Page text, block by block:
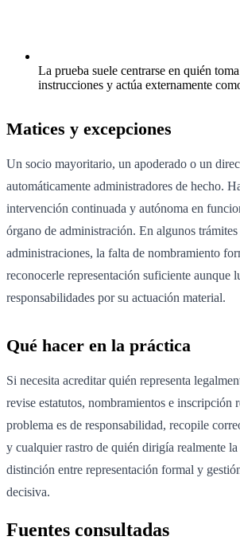
La prueba suele centrarse en quién
instrucciones y actúa externamente
Matices y excepciones
Un socio mayoritario, un apoderado o un
automáticamente administradores de hecho.
intervención continuada y autónoma en
órgano de administración. En algunos
administraciones, la falta de nombramiento
reconocerle representación suficiente aunque
responsabilidades por su actuación material.
Qué hacer en la práctica
Si necesita acreditar quién representa
revise estatutos, nombramientos e inscripción
problema es de responsabilidad, recopile
y cualquier rastro de quién dirigía realmente la
distinción entre representación formal y
decisiva.
Fuentes consultadas